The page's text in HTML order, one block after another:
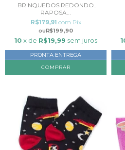
BRINQUEDOS REDONDO
RAPOSA...
R$199,90
R$179,91 com Pix
10 x de R$19,99 sem juros
PRONTA ENTREGA